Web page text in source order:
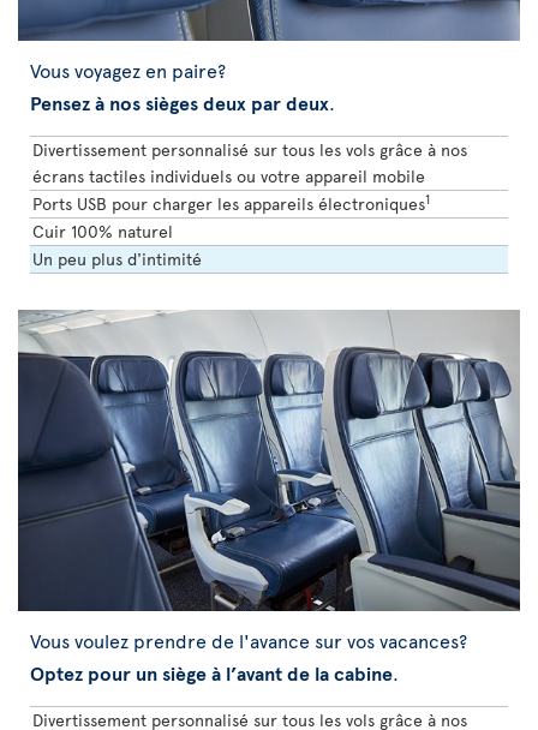
Vous voyagez en paire?
Pensez à nos sièges deux par deux.
Divertissement personnalisé sur tous les vols grâce à nos
écrans tactiles individuels ou votre appareil mobile
Ports USB pour charger les appareils électroniques1
Cuir 100% naturel
Un peu plus d'intimité
Vous voulez prendre de l'avance sur vos vacances?
Optez pour un siège à l’avant de la cabine.
Divertissement personnalisé sur tous les vols grâce à nos